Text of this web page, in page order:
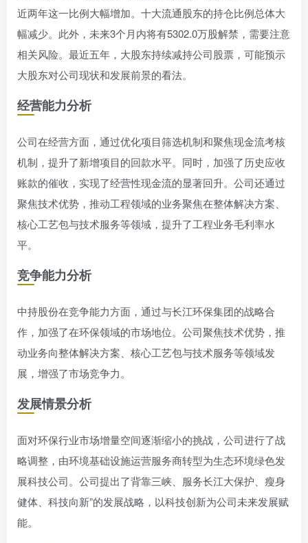
近两年这一比例大幅增加。十大流通股东的持仓比例总体大
幅减少。此外，未来3个月内将有5302.0万股解禁，需要注意
相关风险。最近五年，大股东持续减持公司股票，可能预示
大股东对公司现状和发展前景的看法。
经营能力分析
公司在经营方面，通过优化项目筛选机制和聚焦现金流考核
机制，提升了新增项目的回款水平。同时，加强了历史应收
账款的催收，实现了经营性现金流的显著回升。公司还通过
聚焦技术优势，推动工程领域的业务聚焦在整体解决方案、
核心工艺包与技术服务等领域，提升了工程业务毛利率水
平。
竞争能力分析
中持股份在竞争能力方面，通过与长江环保集团的战略合
作，加强了在环保领域的市场地位。公司聚焦技术优势，推
动业务向整体解决方案、核心工艺包与技术服务等领域发
展，增强了市场竞争力。
发展情景分析
面对环保行业市场增量空间逐渐缩小的挑战，公司进行了战
略调整，由环境基础设施运营服务商转型为生态环境绿色发
展科技公司。公司提出了背靠三峡、服务长江大保护、瘦身
健体、科技向新”的发展战略，以科技创新为公司未来发展赋
能。